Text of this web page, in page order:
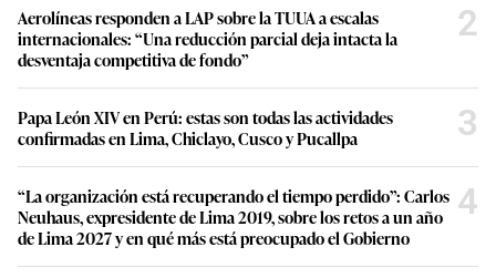
Aerolíneas responden a LAP sobre la TUUA a escalas
internacionales: “Una reducción parcial deja intacta la
desventaja competitiva de fondo”
2
Papa León XIV en Perú: estas son todas las actividades
confirmadas en Lima, Chiclayo, Cusco y Pucallpa
3
“La organización está recuperando el tiempo perdido”: Carlos
Neuhaus, expresidente de Lima 2019, sobre los retos a un año
de Lima 2027 y en qué más está preocupado el Gobierno
4